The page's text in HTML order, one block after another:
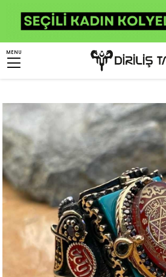
MENU
Erkek Gümüş Yüzük
Kelime-i Tevhid İşlemeli Mührü Süleyman Gümüş Yüzük